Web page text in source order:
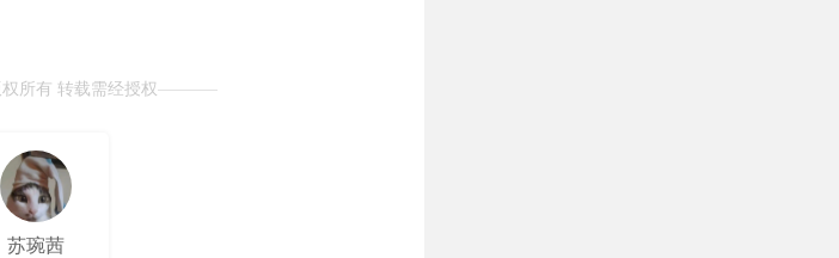
所有 转载需经授权
苏琬茜